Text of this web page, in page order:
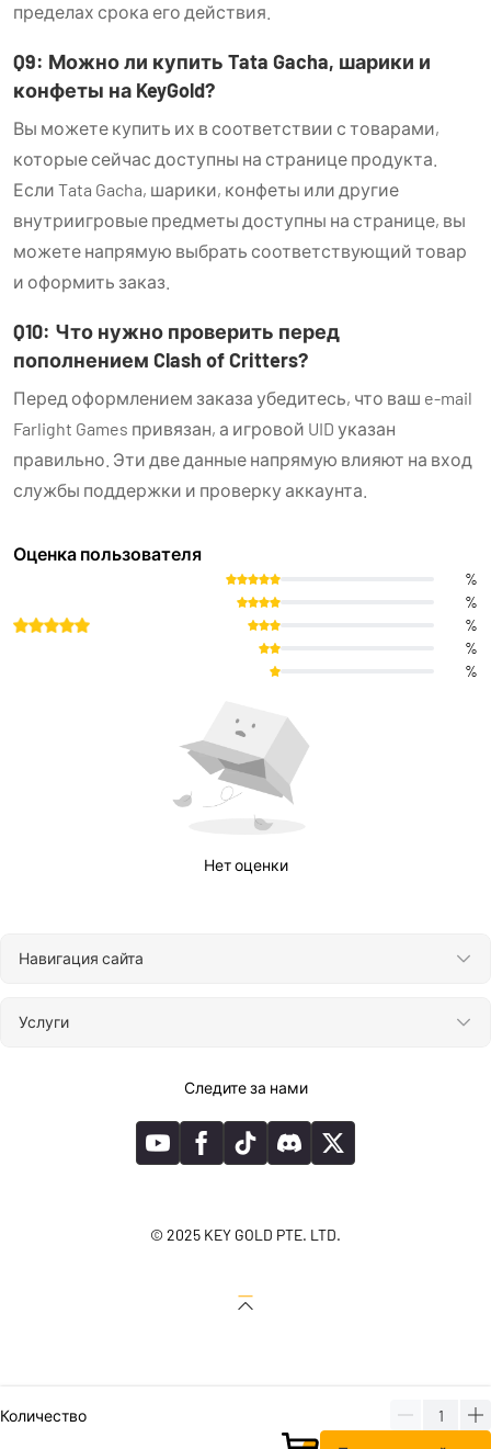
пределах срока его действия.
Q9: Можно ли купить Tata Gacha, шарики и
конфеты на KeyGold?
Вы можете купить их в соответствии с товарами,
которые сейчас доступны на странице продукта.
Если Tata Gacha, шарики, конфеты или другие
внутриигровые предметы доступны на странице, вы
можете напрямую выбрать соответствующий товар
и оформить заказ.
Q10: Что нужно проверить перед
пополнением Clash of Critters?
Перед оформлением заказа убедитесь, что ваш e-mail
Farlight Games привязан, а игровой UID указан
правильно. Эти две данные напрямую влияют на вход
службы поддержки и проверку аккаунта.
Оценка пользователя
%
%
%
%
%
Нет оценки
Навигация сайта
Услуги
Следите за нами
© 2025 KEY GOLD PTE. LTD.
Количество